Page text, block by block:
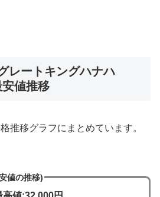
レートキングハナハ
値推移
推移グラフにまとめています。
値の推移)